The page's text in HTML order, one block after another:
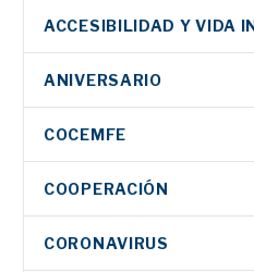
ACCESIBILIDAD Y VIDA
ANIVERSARIO
COCEMFE
COOPERACIÓN
CORONAVIRUS